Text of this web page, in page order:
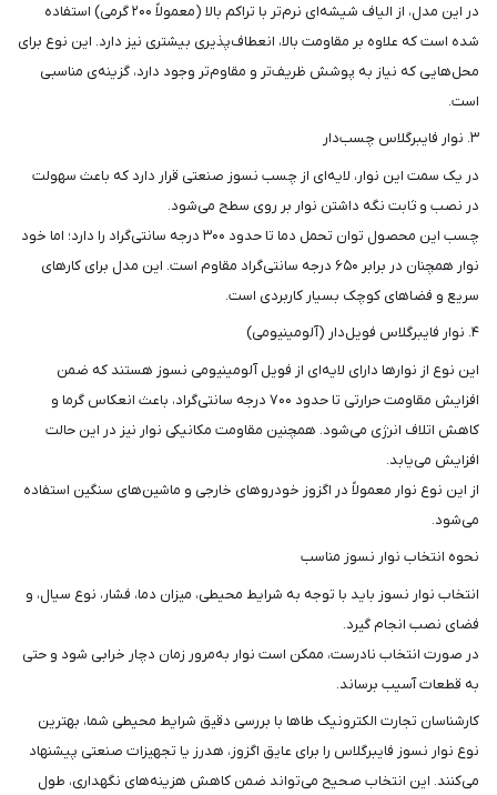
در این مدل، از الیاف شیشه‌ای نرم‌تر با تراکم بالا (معمولاً ۲۰۰ گرمی) استفاده
شده است که علاوه بر مقاومت بالا، انعطاف‌پذیری بیشتری نیز دارد. این نوع برای
محل‌هایی که نیاز به پوشش ظریف‌تر و مقاوم‌تر وجود دارد، گزینه‌ی مناسبی
است.
۳. نوار فایبرگلاس چسب‌دار
در یک سمت این نوار، لایه‌ای از چسب نسوز صنعتی قرار دارد که باعث سهولت
در نصب و ثابت نگه داشتن نوار بر روی سطح می‌شود.
چسب این محصول توان تحمل دما تا حدود ۳۰۰ درجه سانتی‌گراد را دارد؛ اما خود
نوار همچنان در برابر ۶۵۰ درجه سانتی‌گراد مقاوم است. این مدل برای کارهای
سریع و فضاهای کوچک بسیار کاربردی است.
۴. نوار فایبرگلاس فویل‌دار (آلومینیومی)
این نوع از نوارها دارای لایه‌ای از فویل آلومینیومی نسوز هستند که ضمن
افزایش مقاومت حرارتی تا حدود ۷۰۰ درجه سانتی‌گراد، باعث انعکاس گرما و
کاهش اتلاف انرژی می‌شود. همچنین مقاومت مکانیکی نوار نیز در این حالت
افزایش می‌یابد.
از این نوع نوار معمولاً در اگزوز خودروهای خارجی و ماشین‌های سنگین استفاده
می‌شود.
نحوه انتخاب نوار نسوز مناسب
انتخاب نوار نسوز باید با توجه به شرایط محیطی، میزان دما، فشار، نوع سیال، و
فضای نصب انجام گیرد.
در صورت انتخاب نادرست، ممکن است نوار به‌مرور زمان دچار خرابی شود و حتی
به قطعات آسیب برساند.
کارشناسان تجارت الکترونیک طاها با بررسی دقیق شرایط محیطی شما، بهترین
نوع نوار نسوز فایبرگلاس را برای عایق اگزوز، هدرز یا تجهیزات صنعتی پیشنهاد
می‌کنند. این انتخاب صحیح می‌تواند ضمن کاهش هزینه‌های نگهداری، طول